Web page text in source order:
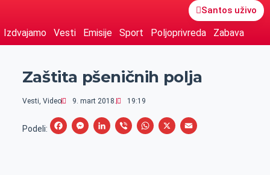
Santos uživo
Izdvajamo Vesti Emisije Sport Poljoprivreda Zabava
Zaštita pšeničnih polja
Vesti, Video 9. mart 2018. 19:19
Podeli:
F
M
L
V
W
X
E